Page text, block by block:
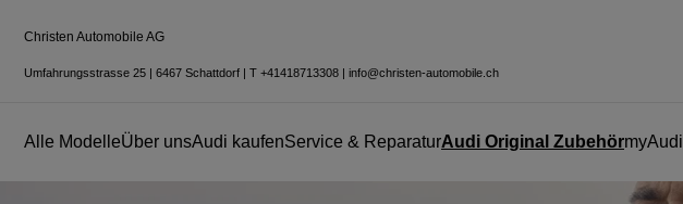
Christen Automobile AG
Umfahrungsstrasse 25 | 6467 Schattdorf | T +41418713308 | info@christen-automobile.ch
Alle ModelleÜber unsAudi kaufenService & ReparaturAudi Original ZubehörmyAudi